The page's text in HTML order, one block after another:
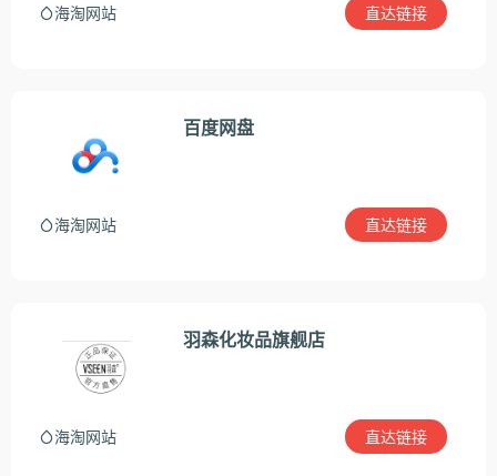
海淘网站 直达链接
百度网盘
海淘网站 直达链接
羽森化妆品旗舰店
海淘网站 直达链接